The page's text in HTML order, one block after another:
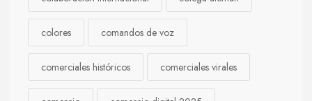
colores comandos de voz
comerciales históricos comerciales virales